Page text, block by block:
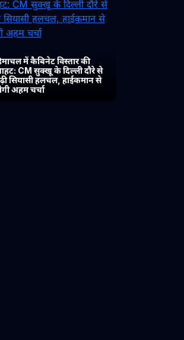
में कैबिनेट विस्तार की
CM सुक्खू के दिल्ली दौरे से
सियासी हलचल, हाईकमान से
अहम चर्चा